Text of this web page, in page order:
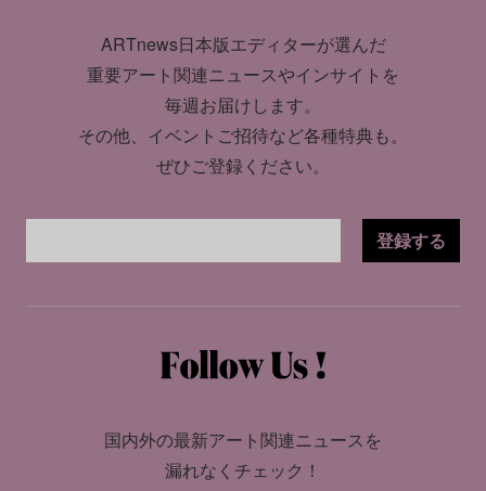
ARTnews日本版エディターが選んだ
重要アート関連ニュースやインサイトを
毎週お届けします。
その他、イベントご招待など各種特典も。
ぜひご登録ください。
登録する
国内外の最新アート関連ニュースを
漏れなくチェック！